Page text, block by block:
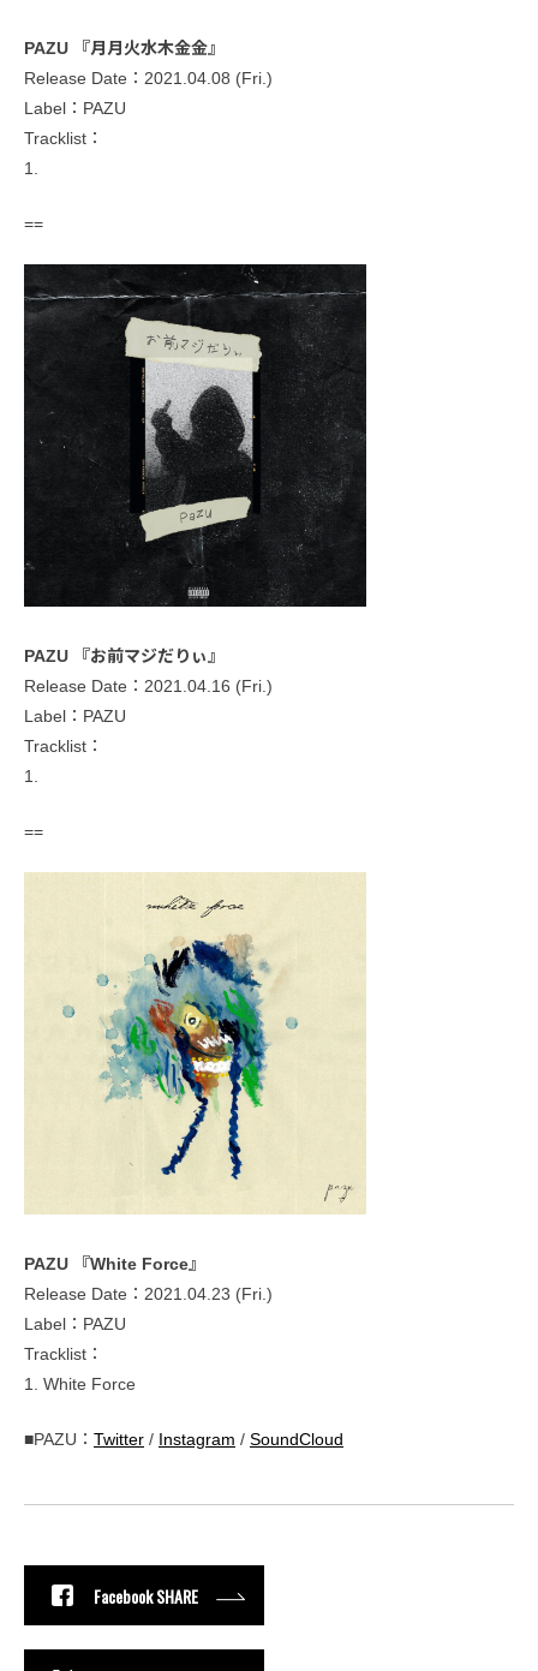
PAZU 『月月火水木金金』
Release Date：2021.04.08 (Fri.)
Label：PAZU
Tracklist：
1.
==
PAZU 『お前マジだりぃ』
Release Date：2021.04.16 (Fri.)
Label：PAZU
Tracklist：
1.
==
PAZU 『White Force』
Release Date：2021.04.23 (Fri.)
Label：PAZU
Tracklist：
1. White Force
■PAZU： Twitter / Instagram / SoundCloud
Facebook SHARE